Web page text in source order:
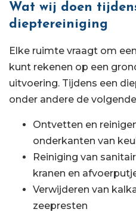
Wat wij doen
dieptereiniging
Elke ruimte vraagt om
kunt rekenen op een
uitvoering. Tijdens een
onder andere de
Ontvetten en
onderkanten van
Reiniging van
kranen en
Verwijderen van
zeepresten